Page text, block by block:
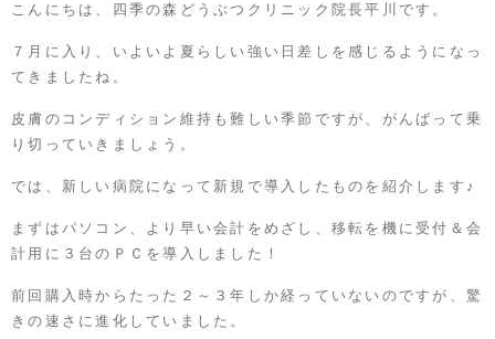
こんにちは、 四季の森どうぶつクリニック 院長平川です。
７月に入り、いよいよ夏らしい強い日差しを感じるようになっ
てきましたね。
皮膚のコンディション維持も難しい季節ですが、がんばって乗
り切っていきましょう。
では、新しい病院になって新規で導入したものを紹介します♪
まずはパソコン、より早い会計をめざし、移転を機に受付＆会
計用に３台のＰＣを導入しました！
前回購入時からたった２～３年しか経っていないのですが、驚
きの速さに進化していました。